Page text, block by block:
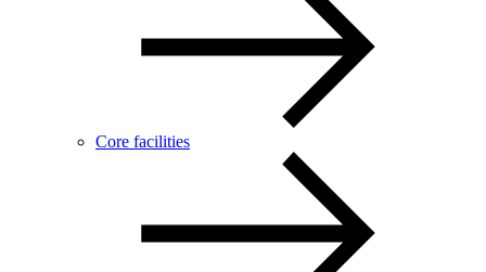
Core facilities